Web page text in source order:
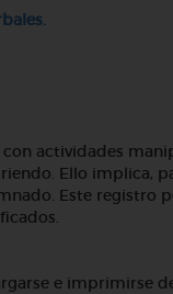
.
actividades
Ello implica,
Este registro
e imprimirse